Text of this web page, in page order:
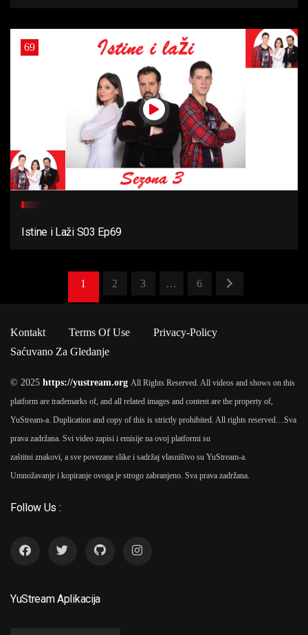
69
Istine i Laži S03 Ep69
1 2 3 … 6
Kontakt Terms Of Use
Privacy-Policy
Saćuvano Za Gledanje
© 2025 https://yustream.org All Rights Reserved. All videos and shows on this
platform are trademarks of, and all related images and content are the property of,
YuStream-a. Duplication and copy of this is strictly prohibited. All rights reserved… Sva
prava zadržana. Svi video zapisi i emisije na ovoj platformi su
zaštitni znakovi, a sve povezane slike i sadržaj vlasništvo su YuStream-a.
Umnožavanje i kopiranje ovoga je strogo zabranjeno. Sva prava zadržana.
Follow Us :
YuStream Aplikacija